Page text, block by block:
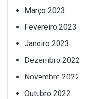
Março 2023
Fevereiro 2023
Janeiro 2023
Dezembro 2022
Novembro 2022
Outubro 2022